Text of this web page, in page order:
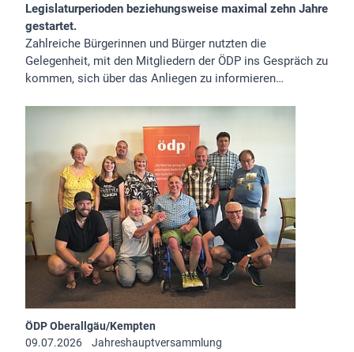
Legislaturperioden beziehungsweise maximal zehn Jahre
gestartet.
Zahlreiche Bürgerinnen und Bürger nutzten die
Gelegenheit, mit den Mitgliedern der ÖDP ins Gespräch zu
kommen, sich über das Anliegen zu informieren…
ÖDP Oberallgäu/Kempten
09.07.2026
Jahreshauptversammlung